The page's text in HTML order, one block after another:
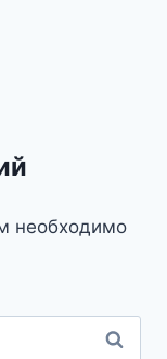
необходимо